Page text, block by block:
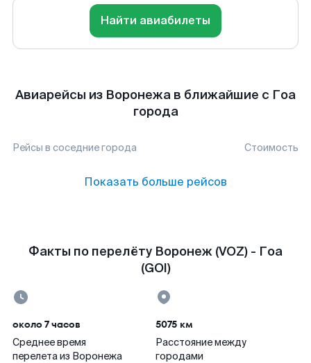
Найти авиабилеты
Авиарейсы из Воронежа в ближайшие с Гоа
города
Рейсы в соседние города Стоимость
Показать больше рейсов
Факты по перелёту Воронеж (VOZ) - Гоа
(GOI)
около 7 часов
Среднее время
перелета из Воронежа
5075 км
Расстояние между
городами